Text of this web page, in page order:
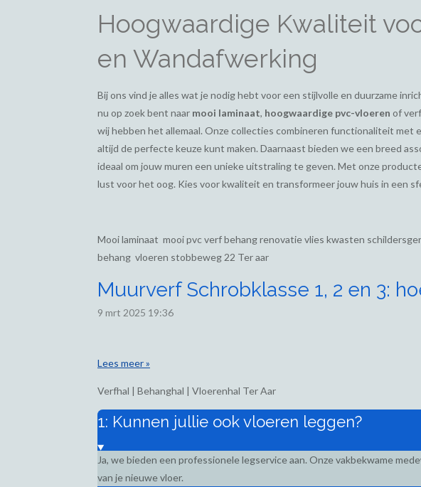
Hoogwaardige Kwaliteit
en Wandafwerking
Bij ons vind je alles wat je nodig hebt voor een stijlvolle en duurzame
nu op zoek bent naar mooi laminaat, hoogwaardige pvc-vloeren of
wij hebben het allemaal. Onze collecties combineren functionaliteit met
altijd de perfecte keuze kunt maken. Daarnaast bieden we een breed
ideaal om jouw muren een unieke uitstraling te geven. Met onze
lust voor het oog. Kies voor kwaliteit en transformeer jouw huis in een
Mooi laminaat mooi pvc verf behang renovatie vlies kwasten
behang vloeren stobbeweg 22 Ter aar
Muurverf Schrobklasse 1, 2 en 3:
9 mrt 2025 19:36
Lees meer »
Verfhal | Behanghal | Vloerenhal Ter Aar
1: Kunnen jullie ook vloeren leggen?
Ja, we bieden een professionele legservice aan. Onze vakbekwame
van je nieuwe vloer.